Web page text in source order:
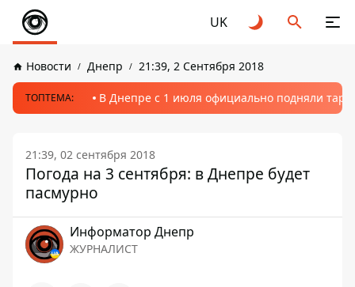
UK
Новости Днепр 21:39, 2 Сентября 2018
ТОПТЕМА: В Днепре с 1 июля официально подняли
21:39, 02 сентября 2018
Погода на 3 сентября: в Днепре будет
пасмурно
Информатор Днепр
ЖУРНАЛИСТ